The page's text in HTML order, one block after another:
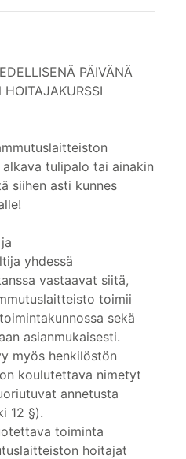
PÄIVÄNÄ
tulipalo tai ainakin
siihen asti kunnes
yhdessä
vastaavat siitä,
toimii
sekä
asianmukaisesti.
myös henkilöstön
koulutettava nimetyt
annetusta
12 §).
toiminta
hoitajat